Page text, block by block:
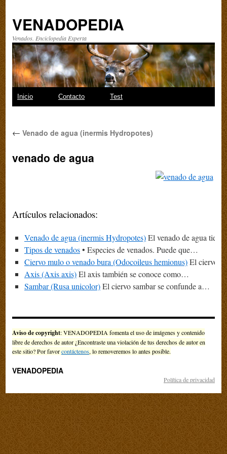
VENADOPEDIA
Venados. Enciclopedia Experta
Saltar
contenido
Inicio Contacto Test
← Venado de agua (inermis Hydropotes)
venado de agua
Artículos relacionados:
Venado de agua (inermis Hydropotes)El venado de agua
Tipos de venados• Especies de venados. Puede que…
Ciervo mulo o venado bura (Odocoileus hemionus)El ciervo
Axis (Axis axis)El axis también se conoce como…
Sambar (Rusa unicolor)El ciervo sambar se confunde a…
Aviso de copyright: VENADOPEDIA fomenta el uso de imágenes y contenido
libre de derechos de autor ¿Encontraste una violación de tus derechos de autor en
este sitio? Por favorcontáctenos, lo removeremos lo antes posible.
VENADOPEDIA
Política de privacidad